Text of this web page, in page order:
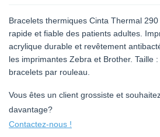
Bracelets thermiques Cinta Thermal
rapide et fiable des patients adultes.
acrylique durable et revêtement
les imprimantes Zebra et Brother.
bracelets par rouleau.
Vous êtes un client grossiste et
davantage?
Contactez-nous !